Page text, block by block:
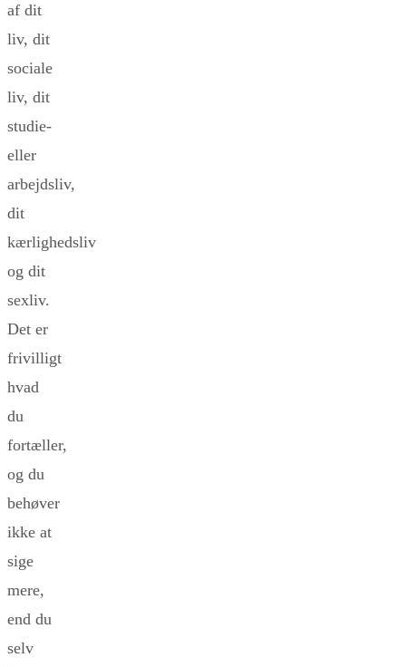
af dit
liv, dit
sociale
liv, dit
studie-
eller
arbejdsliv,
dit
kærlighedsliv
og dit
sexliv.
Det er
frivilligt
hvad
du
fortæller,
og du
behøver
ikke at
sige
mere,
end du
selv